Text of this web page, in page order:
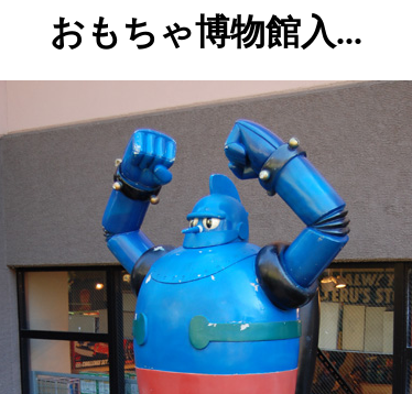
おもちゃ博物館入...